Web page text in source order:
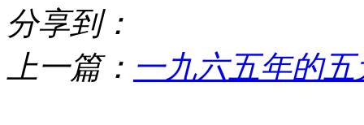
分享到：
上一篇： 一九六五年的